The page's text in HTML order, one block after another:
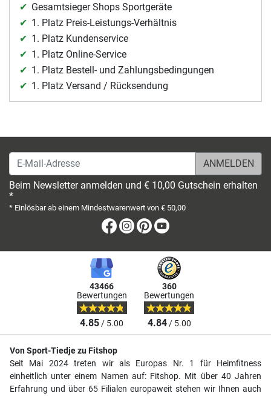
Gesamtsieger Shops Sportgeräte
1. Platz Preis-Leistungs-Verhältnis
1. Platz Kundenservice
1. Platz Online-Service
1. Platz Bestell- und Zahlungsbedingungen
1. Platz Versand / Rücksendung
E-Mail-Adresse
Beim Newsletter anmelden und € 10,00 Gutschein erhalten
*
* Einlösbar ab einem Mindestwarenwert von € 50,00
Facebook
Instagram
Pinterest
43466
Bewertungen
4.85/ 5.00
360
Bewertungen
4.84/ 5.00
Von Sport-Tiedje zu Fitshop
Seit Mai 2024 treten wir als Europas Nr. 1 für Heimfitness
einheitlich unter einem Namen auf: Fitshop. Mit über 40 Jahren
Erfahrung und über 65 Filialen europaweit stehen wir Ihnen auch